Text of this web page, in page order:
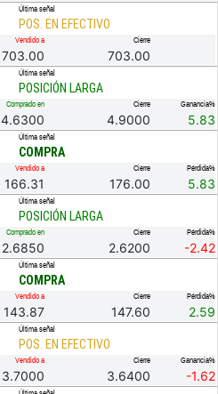
Última señal
POS. EN EFECTIVO
Vendido a
703.00
Cierre
703.00
Última señal
POSICIÓN LARGA
Comprado en
4.6300
Cierre
4.9000
Ganancia%
5.83
Última señal
COMPRA
Vendido a
166.31
Cierre
176.00
Pérdida%
5.83
Última señal
POSICIÓN LARGA
Comprado en
2.6850
Cierre
2.6200
Pérdida%
-2.42
Última señal
COMPRA
Vendido a
143.87
Cierre
147.60
Pérdida%
2.59
Última señal
POS. EN EFECTIVO
Vendido a
3.7000
Cierre
3.6400
Ganancia%
-1.62